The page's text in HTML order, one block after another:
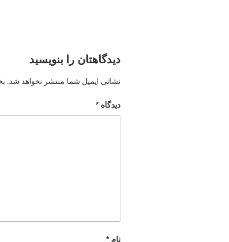
دیدگاهتان را بنویسید
نشانی ایمیل شما منتشر نخواهد شد.
دیدگاه *
نام *